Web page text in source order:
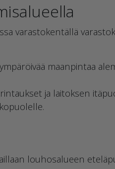
varastokentällä
maanpintaa
ja laitoksen
louhosalueen